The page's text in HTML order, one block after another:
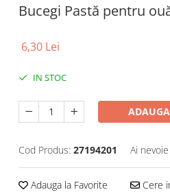
Bucegi Pastă pentru
6,30 Lei
IN STOC
Cod Produs: 27194201 Ai
Adauga la Favorite Cere